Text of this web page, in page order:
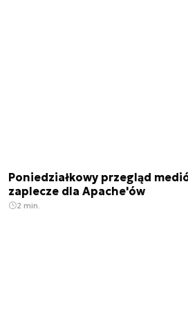
Poniedziałkowy przegląd
zaplecze dla Apache'ów
2 min.